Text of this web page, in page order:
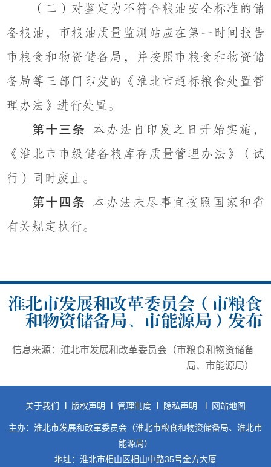
（ 二） 对鉴定为不符合粮油安全标准的储
备粮油，市粮油质量 监测站 应在第一时间报告
市粮食和物资储备局 ，并按照市粮食和物资储
备局等三部门印发的《淮北市超标粮食处置管
理办法》进行处置。
第十三条
本办法自印发之日开始实施，
《 淮北市市级储备粮 库存 质量管理办法》（ 试
行 ） 同时废止。
第十四条
本办法未尽事宜按照国家和省
有关规定执行。
淮北市发展和改革委员会（市粮食
和物资储备局、市能源局）发布
信息来源：淮北市发展和改革委员会（市粮食和物资储备
局、市能源局）
关于我们 版权声明 管理制度 隐私声明 网站地图
主办：淮北市发展和改革委员会（淮北市粮食和物资储备局、淮北市
能源局）
地址：淮北市相山区相山中路35号金方大厦